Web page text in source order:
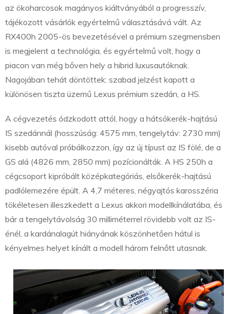
az ökoharcosok magányos kiáltványából a progresszív,
tájékozott vásárlók egyértelmű választásává vált. Az
RX400h 2005-ös bevezetésével a prémium szegmensben
is megjelent a technológia, és egyértelmű volt, hogy a
piacon van még bőven hely a hibrid luxusautóknak.
Nagojában tehát döntöttek: szabad jelzést kapott a
különösen tiszta üzemű Lexus prémium szedán, a HS.
A cégvezetés ódzkodott attól, hogy a hátsókerék-hajtású
IS szedánnál (hosszúság: 4575 mm, tengelytáv: 2730 mm)
kisebb autóval próbálkozzon, így az új típust az IS fölé, de a
GS alá (4826 mm, 2850 mm) pozícionálták. A HS 250h a
cégcsoport kipróbált középkategóriás, elsőkerék-hajtású
padlólemezére épült. A 4,7 méteres, négyajtós karosszéria
tökéletesen illeszkedett a Lexus akkori modellkínálatába, és
bár a tengelytávolság 30 milliméterrel rövidebb volt az IS-
énél, a kardánalagút hiányának köszönhetően hátul is
kényelmes helyet kínált a modell három felnőtt utasnak.